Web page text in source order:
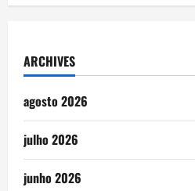
ARCHIVES
agosto 2026
julho 2026
junho 2026